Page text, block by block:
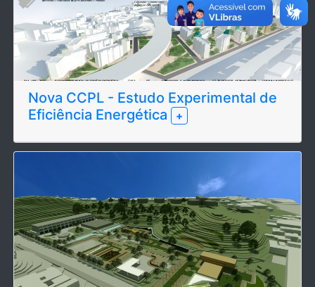
Nova CCPL - Estudo Experimental de
Eficiência Energética
+